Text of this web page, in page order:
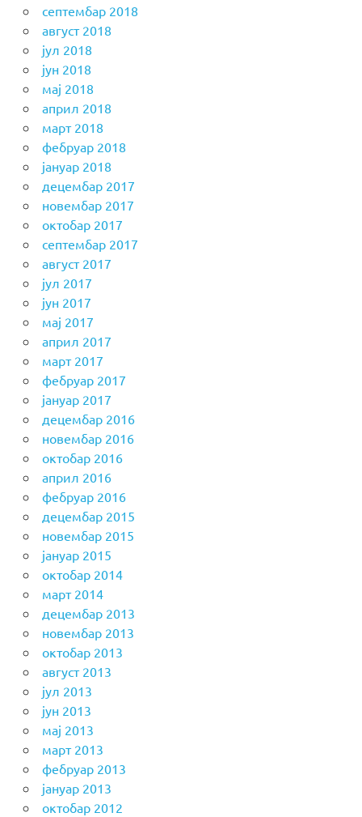
септембар 2018
август 2018
јул 2018
јун 2018
мај 2018
април 2018
март 2018
фебруар 2018
јануар 2018
децембар 2017
новембар 2017
октобар 2017
септембар 2017
август 2017
јул 2017
јун 2017
мај 2017
април 2017
март 2017
фебруар 2017
јануар 2017
децембар 2016
новембар 2016
октобар 2016
април 2016
фебруар 2016
децембар 2015
новембар 2015
јануар 2015
октобар 2014
март 2014
децембар 2013
новембар 2013
октобар 2013
август 2013
јул 2013
јун 2013
мај 2013
март 2013
фебруар 2013
јануар 2013
октобар 2012